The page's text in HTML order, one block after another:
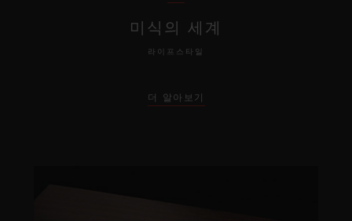
미식의 세계
라이프스타일
더 알아보기